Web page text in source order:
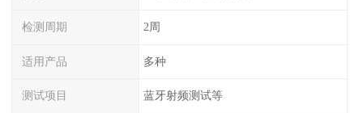
检测周期 2周
适用产品 多种
测试项目 蓝牙射频测试等